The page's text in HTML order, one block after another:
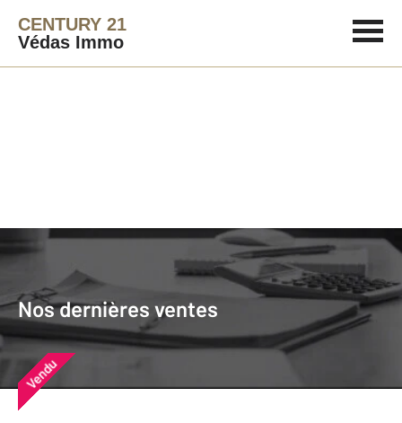
CENTURY 21
Védas Immo
Nos dernières ventes
Nos dernières ventes
Nos derniers biens vendus près de
chez vous
Vendu